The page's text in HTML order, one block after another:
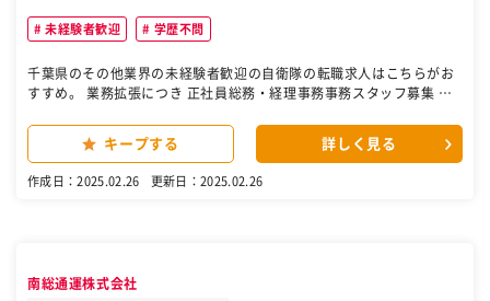
未経験者歓迎 学歴不問
千葉県のその他業界の未経験者歓迎の自衛隊の転職求人はこちらがお
すすめ。 業務拡張につき 正社員総務・経理事務事務スタッフ募集 パ
張につき正社員の事務スタッフ募集。。 事務経験不問です。 土日祝休
みで安定して働けます。 （こんな方におすすめです） ・経理経験があ
る方 ・正社員で安定して働きたい方 ・事務経験が無くてもパソコンス
（エクセル使用）など 布団・家具、家電製品、オフィス用品、 イベン
キープする 詳しく見る
作成日：2025.02.26 更新日：2025.02.26
南総通運株式会社